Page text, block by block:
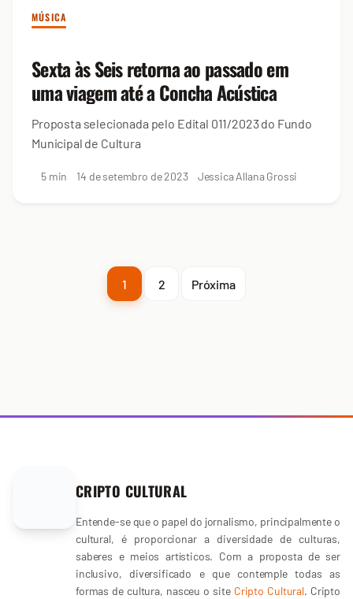
MÚSICA
Sexta às Seis retorna ao passado em
uma viagem até a Concha Acústica
Proposta selecionada pelo Edital 011/2023 do Fundo
Municipal de Cultura
5 min 14 de setembro de 2023 Jessica Allana Grossi
1 2 Próxima
CRIPTO CULTURAL
Entende-se que o papel do jornalismo, principalmente o
cultural, é proporcionar a diversidade de culturas,
saberes e meios artísticos. Com a proposta de ser
inclusivo, diversificado e que contemple todas as
formas de cultura, nasceu o site Cripto Cultural. Cripto